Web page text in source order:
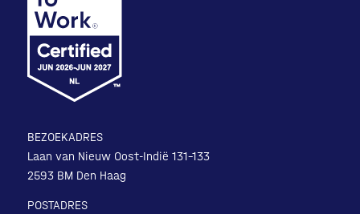
BEZOEKADRES
Laan van Nieuw Oost-Indië 131-133
2593 BM Den Haag
POSTADRES